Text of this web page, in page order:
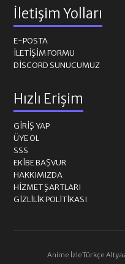
İletişim Yolları
E-POSTA
İLETIŞIM FORMU
DISCORD SUNUCUMUZ
Hızlı Erişim
GIRIŞ YAP
ÜYE OL
SSS
EKIBE BAŞVUR
HAKKIMIZDA
HIZMET ŞARTLARI
GIZLILIK POLITIKASI
Anime İzleTürkçe